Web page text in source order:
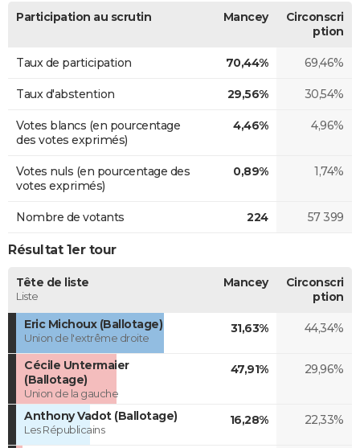
Participation au scrutin Mancey
Circonscri
ption
Taux de participation 70,44% 69,46%
Taux d'abstention 29,56% 30,54%
Votes blancs (en pourcentage
des votes exprimés)
4,46% 4,96%
Votes nuls (en pourcentage des
votes exprimés)
0,89% 1,74%
Nombre de votants 224 57 399
Résultat 1er tour
Tête de liste
Liste
Mancey
Circonscri
ption
Eric Michoux (Ballotage)
Union de l'extrême droite
31,63% 44,34%
Cécile Untermaier
(Ballotage)
Union de la gauche
47,91% 29,96%
Anthony Vadot (Ballotage)
Les Républicains
16,28% 22,33%